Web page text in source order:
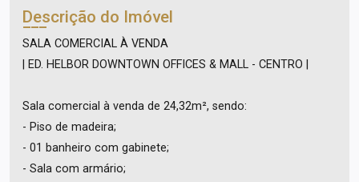
Descrição do Imóvel
SALA COMERCIAL À VENDA
| ED. HELBOR DOWNTOWN OFFICES & MALL - CENTRO |
Sala comercial à venda de 24,32m², sendo:
- Piso de madeira;
- 01 banheiro com gabinete;
- Sala com armário;